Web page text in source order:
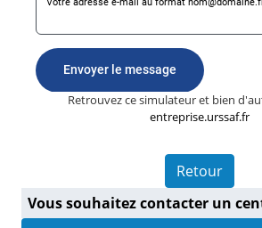
Retrouvez ce simulateur et bien
entreprise.urssaf.fr
Retour
Vous souhaitez contacter un